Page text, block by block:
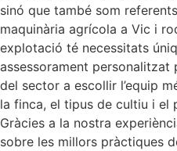
sinó que també som
maquinària agrícola a Vic i
explotació té necessitats
assessorament personalitzat
del sector a escollir l’equip
la finca, el tipus de cultiu i el
Gràcies a la nostra
sobre les millors pràctiques